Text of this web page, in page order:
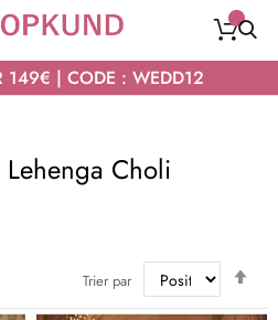
149€ | CODE : WEDD12
Choli
Trier par